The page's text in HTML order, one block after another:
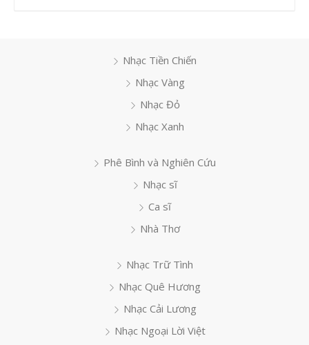
Nhạc Tiền Chiến
Nhạc Vàng
Nhạc Đỏ
Nhạc Xanh
Phê Bình và Nghiên Cứu
Nhạc sĩ
Ca sĩ
Nhà Thơ
Nhạc Trữ Tình
Nhạc Quê Hương
Nhạc Cải Lương
Nhạc Ngoại Lời Việt